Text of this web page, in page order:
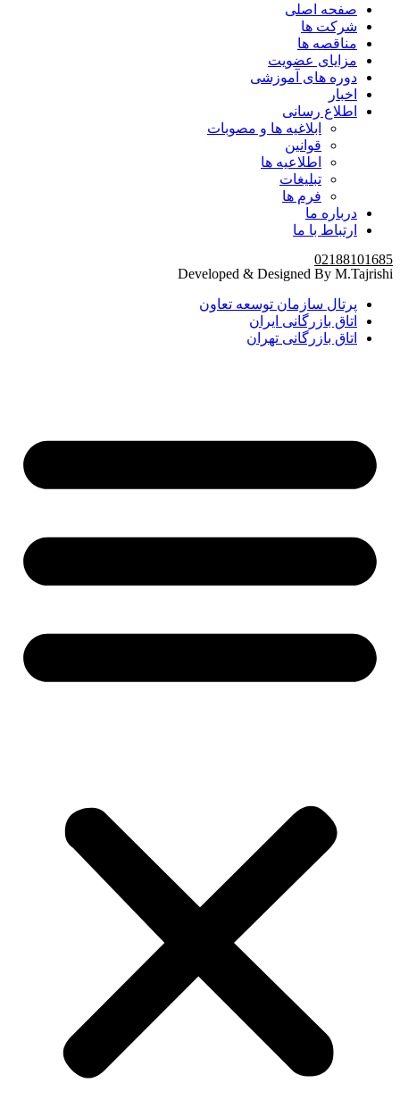
صفحه اصلی
شرکت ها
مناقصه ها
مزایای عضویت
دوره های آموزشی
اخبار
اطلاع رسانی
ابلاغیه ها و مصوبات
قوانین
اطلاعیه ها
تبلیغات
فرم ها
درباره ما
ارتباط با ما
02188101685
Developed & Designed By M.Tajrishi
پرتال سازمان توسعه تعاون
اتاق بازرگانی ایران
اتاق بازرگانی تهران